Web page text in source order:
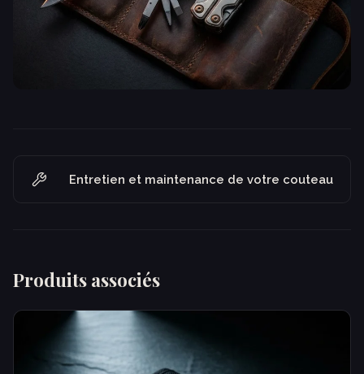
Entretien et maintenance de votre couteau
Produits associés